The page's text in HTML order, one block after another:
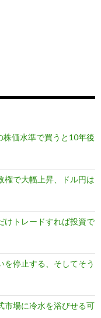
株価水準で買うと10年後
権で大幅上昇、ドル円は
けトレードすれば投資で
を停止する、そしてそう
市場に冷水を浴びせる可